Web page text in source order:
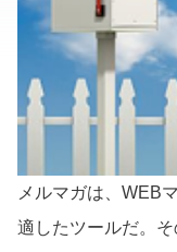
メルマガは、WEB
適したツールだ。